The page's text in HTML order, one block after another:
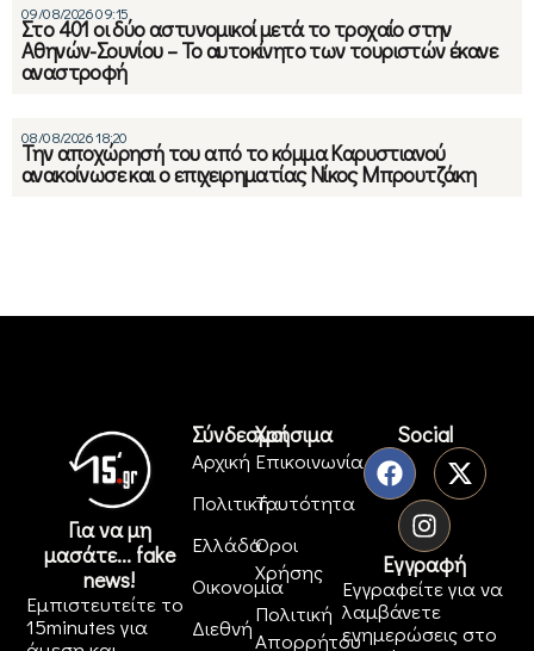
09/08/2026 09:15
Στο 401 οι δύο αστυνομικοί μετά το τροχαίο στην
Αθηνών-Σουνίου – Το αυτοκίνητο των τουριστών έκανε
αναστροφή
08/08/2026 18:20
Την αποχώρησή του από το κόμμα Καρυστιανού
ανακοίνωσε και ο επιχειρηματίας Νίκος Μπρουτζάκη
Για να μη
μασάτε... fake
news!
Εμπιστευτείτε το
15minutes για
Σύνδεσμοι
Αρχική
Πολιτική
Ελλάδα
Οικονομία
Διεθνή
Χρήσιμα
Επικοινωνία
Ταυτότητα
Όροι
Χρήσης
Πολιτική
Απορρήτου
Social
Εγγραφή
Εγγραφείτε για να
λαμβάνετε
ενημερώσεις στο